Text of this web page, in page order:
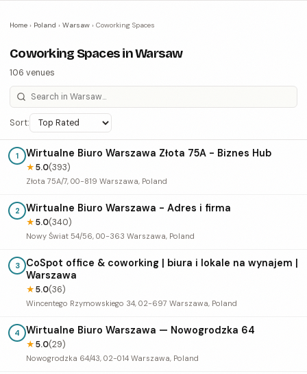
Home › Poland › Warsaw › Coworking Spaces
Coworking Spaces in Warsaw
106 venues
Sort:
1 Wirtualne Biuro Warszawa Złota 75A - Biznes Hub
★5.0(393)
Złota 75A/7, 00-819 Warszawa, Poland
2 Wirtualne Biuro Warszawa - Adres i firma
★5.0(340)
Nowy Świat 54/56, 00-363 Warszawa, Poland
3
CoSpot office & coworking | biura i lokale na wynajem |
Warszawa
★5.0(36)
Wincentego Rzymowskiego 34, 02-697 Warszawa, Poland
4 Wirtualne Biuro Warszawa — Nowogrodzka 64
★5.0(29)
Nowogrodzka 64/43, 02-014 Warszawa, Poland